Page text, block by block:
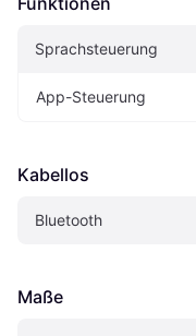
Sprachsteuerung
App-Steuerung
Kabellos
Bluetooth
Maße